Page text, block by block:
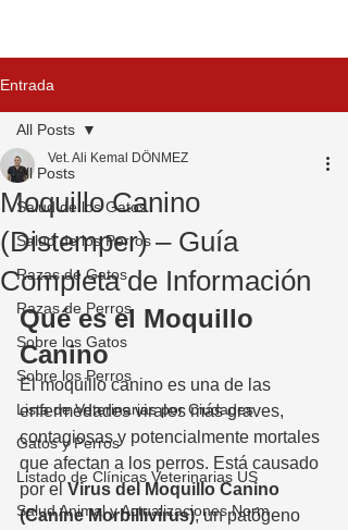
Entrada
All Posts
Salud de los Gatos
Salud de los Perros
Razas de Gatos
Razas de Perros
Sobre los Gatos
Sobre los Perros
Lista de Veterinarias por Ciudades
Gatos y Perros
Listado de Clínicas Veterinarias US
Salud Animal y Actualizaciones Norm
All Posts
Moquillo Canino
(Distemper) – Guía
Completa de Información
Vet. Ali Kemal DÖNMEZ
Qué es el Moquillo
Canino
El moquillo canino es una de las
enfermedades virales más graves,
contagiosas y potencialmente mortales
que afectan a los perros. Está causado
por el Virus del Moquillo Canino
(Canine Morbillivirus), un patógeno